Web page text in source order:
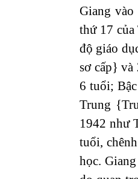
Giang
thứ 17
độ giáo
sơ cấp} và
6 tuổi;
Trung
1942 như
tuổi,
học.